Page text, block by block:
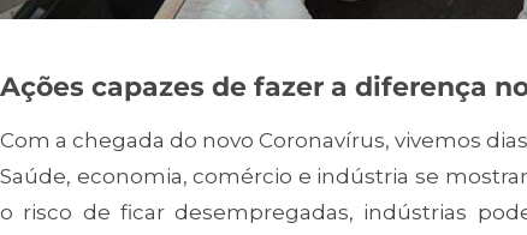
Ações capazes de fazer a diferença
Com a chegada do novo Coronavírus, vivemos
Saúde, economia, comércio e indústria se
o risco de ficar desempregadas, indústrias